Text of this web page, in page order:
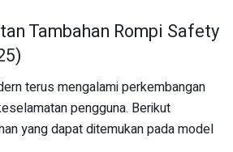
Tambahan Rompi Safety
terus mengalami perkembangan
pengguna. Berikut
yang dapat ditemukan pada model